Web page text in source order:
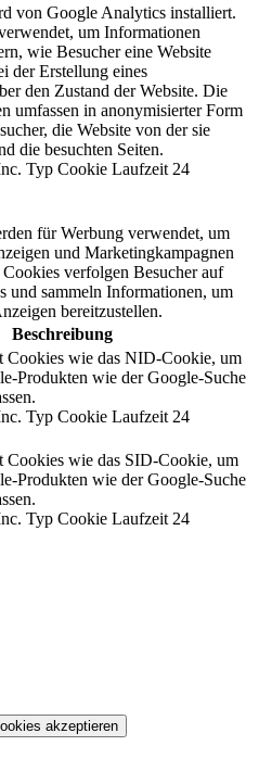
von Google Analytics installiert.
um Informationen
wie Besucher eine Website
der Erstellung eines
den Zustand der Website. Die
umfassen in anonymisierter Form
die Website von der sie
die besuchten Seiten.
Typ Cookie Laufzeit 24
für Werbung verwendet, um
und Marketingkampagnen
verfolgen Besucher auf
und sammeln Informationen, um
bereitzustellen.
Beschreibung
Cookies wie das NID-Cookie, um
Produkten wie der Google-Suche
Typ Cookie Laufzeit 24
Cookies wie das SID-Cookie, um
Produkten wie der Google-Suche
Typ Cookie Laufzeit 24
akzeptieren